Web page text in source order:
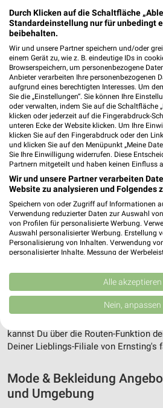
Adresse, Öffnungszeiten
Egal ob Adresse, Öffnungszeiten oder
alles zur Ernsting's family Filiale in
Angebote kannst Du Dir in den
kannst Du über die Routen-Funktion
Deiner Lieblings-Filiale von Ernsting's
Mode & Bekleidung
und Umgebung
Durch Klicken auf die Schaltfläche
Standardeinstellung nur für unbedingt
beibehalten.
Wir und unsere Partner speichern und/oder
einem Gerät zu, wie z. B. eindeutige IDs in
Browserspeichern, um personenbezogene
Anbieter verarbeiten Ihre personenbezogenen
aufgrund eines berechtigten Interesses. Um
Sie die „Einstellungen“. Sie können Ihre
oder verwalten, indem Sie auf die Schaltfläche
klicken oder jederzeit auf die Fingerabdruck-
unteren Ecke der Website klicken. Um Ihre
klicken Sie auf den Fingerabdruck oder den
und klicken Sie auf den Menüpunkt „Meine
Sie Ihre Einwilligung widerrufen. Diese
Partnern mitgeteilt und haben keinen Einfluss
Wir und unsere Partner verarbeiten
Website zu analysieren und Folgendes
Speichern von oder Zugriff auf Informationen
Verwendung reduzierter Daten zur Auswahl
von Profilen für personalisierte Werbung.
Auswahl personalisierter Werbung. Erstellung
Personalisierung von Inhalten. Verwendung
personalisierter Inhalte. Messung der
Kombinationen von Daten aus verschiedenen
Verbesserung der Angebote. Verwendung
von Inhalten.
Daten können außerhalb der Europäischen
Website/App.
Partnerliste anzeigen (1 IAB-Anbieter)
IAB-Verarbeitungszwecke:
Speichern von oder Zugriff auf
Alle akzeptieren
Nein, anpassen